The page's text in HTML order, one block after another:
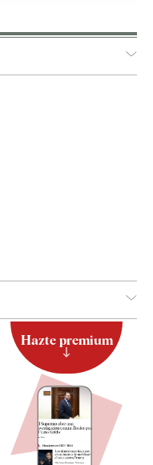
Hazte premium